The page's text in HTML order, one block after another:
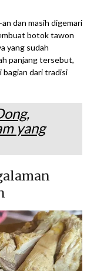
dan masih digemari
botok tawon
yang sudah
panjang tersebut,
bagian dari tradisi
yang